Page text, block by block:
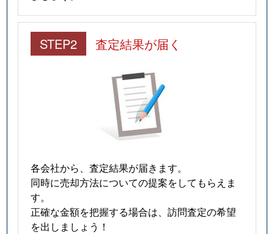
STEP2 査定結果が届く
各会社から、査定結果が届きます。
同時に売却方法についての提案をしてもらえま
す。
正確な金額を把握する場合は、訪問査定の希望
を出しましょう！